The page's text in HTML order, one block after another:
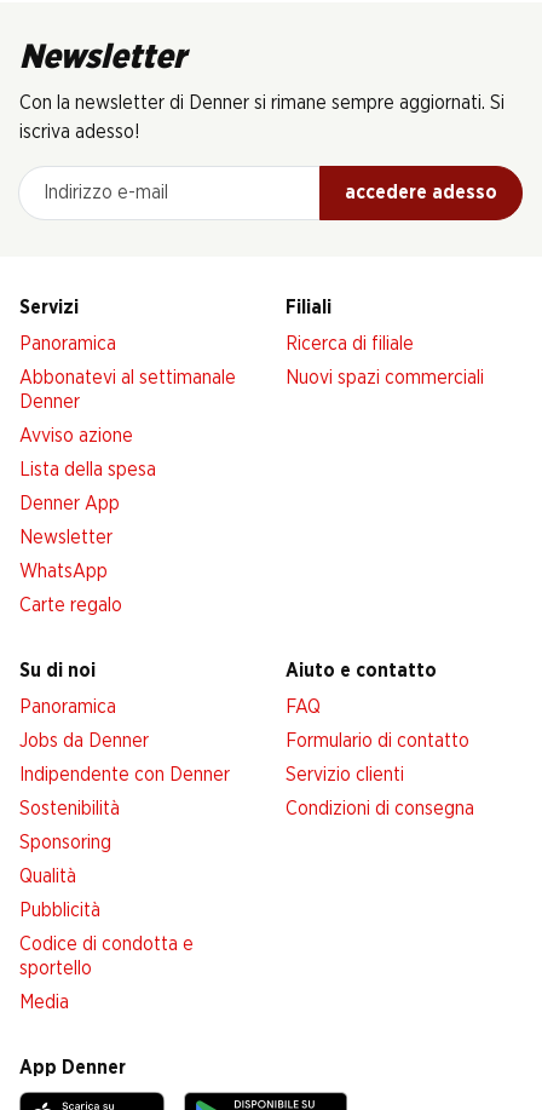
Newsletter
Con la newsletter di Denner si rimane sempre aggiornati. Si
iscriva adesso!
Indirizzo e-mail
accedere adesso
Servizi
Panoramica
Abbonatevi al settimanale
Denner
Avviso azione
Lista della spesa
Denner App
Newsletter
WhatsApp
Carte regalo
Filiali
Ricerca di filiale
Nuovi spazi commerciali
Su di noi
Panoramica
Jobs da Denner
Indipendente con Denner
Sostenibilità
Sponsoring
Qualità
Pubblicità
Codice di condotta e
sportello
Media
Aiuto e contatto
FAQ
Formulario di contatto
Servizio clienti
Condizioni di consegna
App Denner